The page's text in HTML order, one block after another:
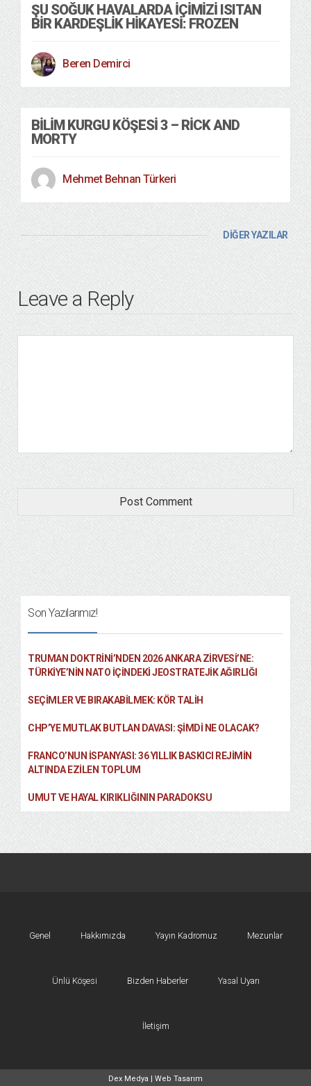
ŞU SOĞUK HAVALARDA İÇIMIZI ISITAN
BIR KARDEŞLIK HIKAYESI: FROZEN
Beren Demirci
BILIM KURGU KÖŞESI 3 – RICK AND
MORTY
Mehmet Behnan Türkeri
DİĞER YAZILAR
Leave a Reply
Son Yazılarımız!
TRUMAN DOKTRINI’NDEN 2026 ANKARA ZIRVESI’NE:
TÜRKIYE’NIN NATO İÇINDEKI JEOSTRATEJIK AĞIRLIĞI
SEÇIMLER VE BIRAKABILMEK: KÖR TALIH
CHP’YE MUTLAK BUTLAN DAVASI: ŞİMDİ NE OLACAK?
FRANCO’NUN İSPANYASI: 36 YILLIK BASKICI REJIMIN
ALTINDA EZILEN TOPLUM
UMUT VE HAYAL KIRIKLIĞININ PARADOKSU
Genel Hakkımızda Yayın Kadromuz Mezunlar
Ünlü Köşesi Bizden Haberler Yasal Uyarı
İletişim
Dex Medya | Web Tasarım